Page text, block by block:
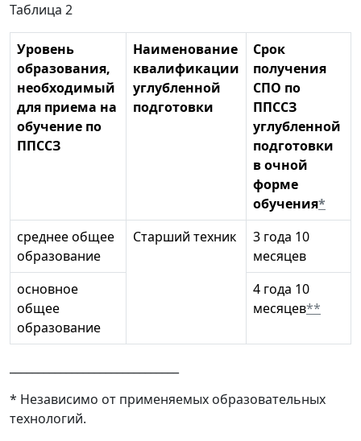
Таблица 2
Уровень
образования,
необходимый
для приема на
обучение по
ППССЗ
Наименование
квалификации
углубленной
подготовки
Срок
получения
СПО по
ППССЗ
углубленной
подготовки
в очной
форме
обучения*
среднее общее
образование
Старший техник
3 года 10
месяцев
основное
общее
образование
4 года 10
месяцев**
* Независимо от применяемых образовательных
технологий.